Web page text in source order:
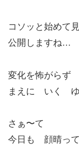
コソッと始めて
公開しますね…
変化を怖がらず
まえに いく ゆ
さぁ〜て
今日も 顔晴っ